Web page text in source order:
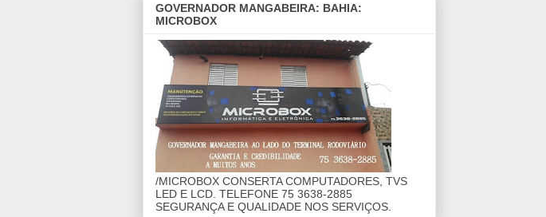
GOVERNADOR MANGABEIRA: BAHIA:
MICROBOX
/MICROBOX CONSERTA COMPUTADORES, TVS
LED E LCD. TELEFONE 75 3638-2885
SEGURANÇA E QUALIDADE NOS SERVIÇOS.